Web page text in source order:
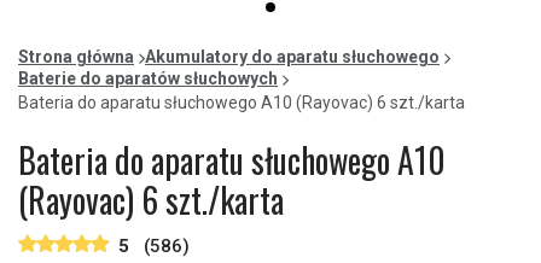
item
0
of
1
Strona główna
Akumulatory do aparatu słuchowego
Baterie do aparatów słuchowych
Bateria do aparatu słuchowego A10 (Rayovac) 6 szt./karta
Bateria do aparatu słuchowego A10
(Rayovac) 6 szt./karta
5 (586)